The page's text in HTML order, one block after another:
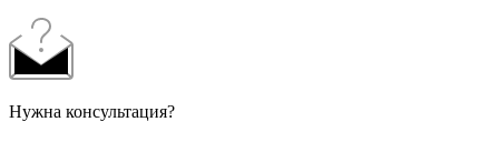
Нужна консультация?